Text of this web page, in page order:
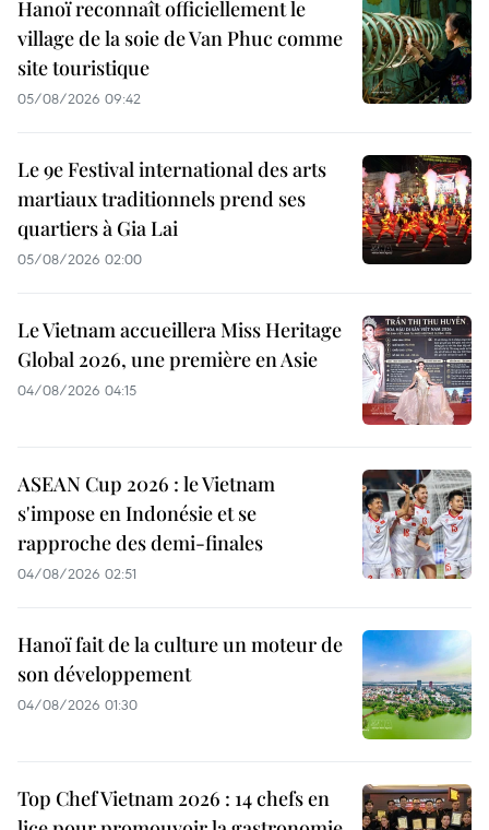
Hanoï reconnaît officiellement le
village de la soie de Van Phuc comme
site touristique
05/08/2026 09:42
Le 9e Festival international des arts
martiaux traditionnels prend ses
quartiers à Gia Lai
05/08/2026 02:00
Le Vietnam accueillera Miss Heritage
Global 2026, une première en Asie
04/08/2026 04:15
ASEAN Cup 2026 : le Vietnam
s'impose en Indonésie et se
rapproche des demi-finales
04/08/2026 02:51
Hanoï fait de la culture un moteur de
son développement
04/08/2026 01:30
Top Chef Vietnam 2026 : 14 chefs en